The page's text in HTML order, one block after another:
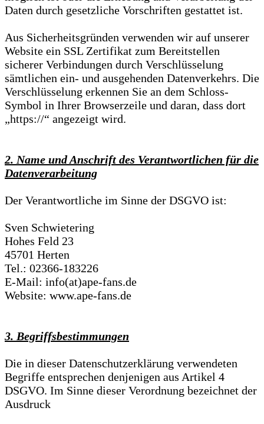
Daten durch gesetzliche Vorschriften gestattet ist.
Aus Sicherheitsgründen verwenden wir auf unserer
Website ein SSL Zertifikat zum Bereitstellen
sicherer Verbindungen durch Verschlüsselung
sämtlichen ein- und ausgehenden Datenverkehrs. Die
Verschlüsselung erkennen Sie an dem Schloss-
Symbol in Ihrer Browserzeile und daran, dass dort
„https://“ angezeigt wird.
2. Name und Anschrift des Verantwortlichen für die
Datenverarbeitung
Der Verantwortliche im Sinne der DSGVO ist:
Sven Schwietering
Hohes Feld 23
45701 Herten
Tel.: 02366-183226
E-Mail: info(at)ape-fans.de
Website: www.ape-fans.de
3. Begriffsbestimmungen
Die in dieser Datenschutzerklärung verwendeten
Begriffe entsprechen denjenigen aus Artikel 4
DSGVO. Im Sinne dieser Verordnung bezeichnet der
Ausdruck